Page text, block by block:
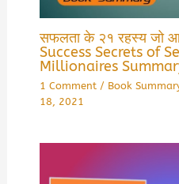
सफलता के २१ रहस्य जो
Success Secrets of
Millionaires
1 Comment / Book
18, 2021